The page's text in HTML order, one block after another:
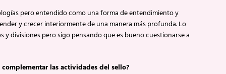
pero entendido como una forma de entendimiento y
y crecer interiormente de una manera más profunda. Lo
divisiones pero sigo pensando que es bueno cuestionarse a
las actividades del sello?